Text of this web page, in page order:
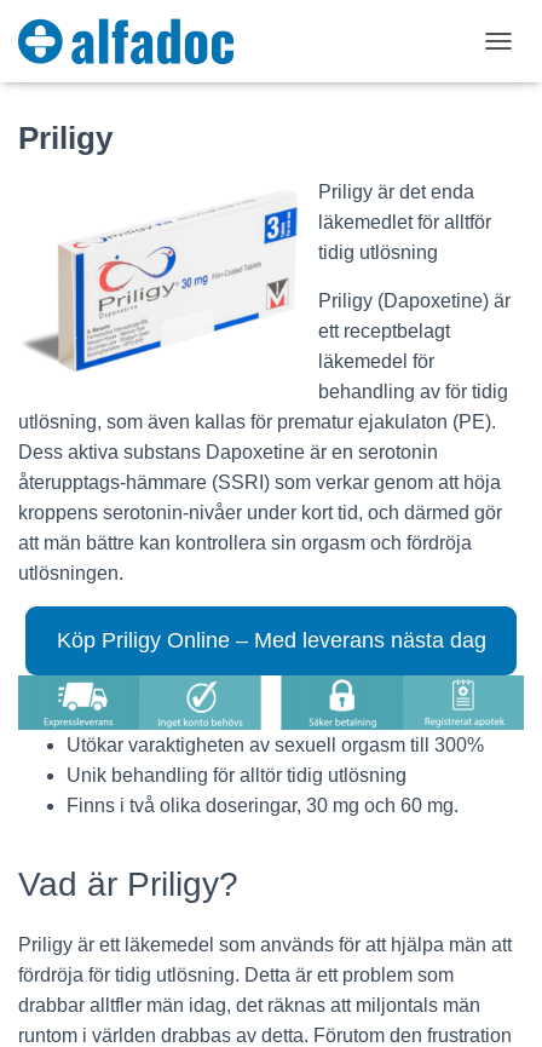
O
G
A
N
Priligy
Priligy är det enda
läkemedlet för alltför
tidig utlösning
Priligy (Dapoxetine) är
ett receptbelagt
läkemedel för
behandling av för tidig
utlösning, som även kallas för prematur ejakulaton (PE).
Dess aktiva substans Dapoxetine är en serotonin
återupptags-hämmare (SSRI) som verkar genom att höja
kroppens serotonin-nivåer under kort tid, och därmed gör
att män bättre kan kontrollera sin orgasm och fördröja
utlösningen.
Köp Priligy Online – Med leverans nästa dag
Utökar varaktigheten av sexuell orgasm till 300%
Unik behandling för alltör tidig utlösning
Finns i två olika doseringar, 30 mg och 60 mg.
Vad är Priligy?
Priligy är ett läkemedel som används för att hjälpa män att
fördröja för tidig utlösning. Detta är ett problem som
drabbar alltfler män idag, det räknas att miljontals män
runtom i världen drabbas av detta. Förutom den frustration